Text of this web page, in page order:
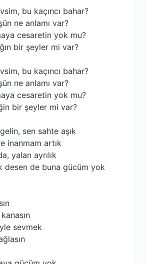
bu kaçıncı bahar?
ne anlamı var?
cesaretin yok mu?
bir şeyler mi var?
bu kaçıncı bahar?
ne anlamı var?
cesaretin yok mu?
bir şeyler mi var?
sen sahte aşık
inanmam artık
yalan ayrılık
desen de buna gücüm yok
sevmek